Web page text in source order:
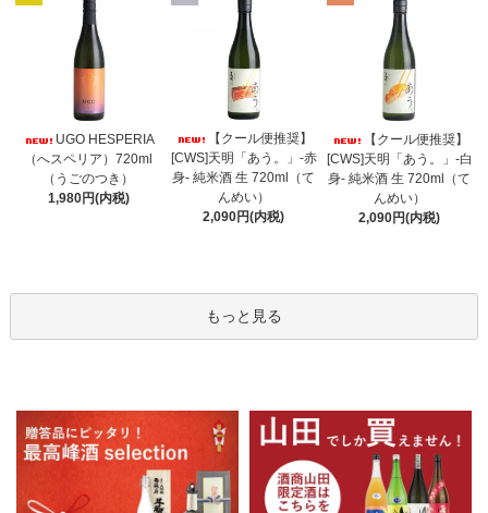
UGO HESPERIA
（へスペリア）720ml
（うごのつき）
1,980円(内税)
【クール便推奨】
[CWS]天明「あう。」-赤
身- 純米酒 生 720ml（て
んめい）
2,090円(内税)
【クール便推奨】
[CWS]天明「あう。」-白
身- 純米酒 生 720ml（て
んめい）
2,090円(内税)
もっと見る